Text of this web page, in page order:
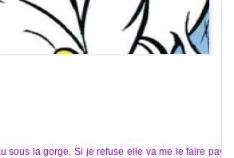
sous la gorge. Si je refuse elle va me le faire payer